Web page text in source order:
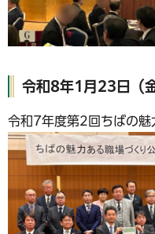
令和8年1月23日（
令和7年度第2回ちばの魅